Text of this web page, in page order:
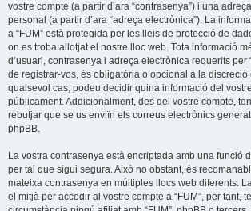
vostre compte (a partir d’ara “contrasenya”) i una
personal (a partir d’ara “adreça electrònica”). La
a “FUM” està protegida per les lleis de protecció de
on es troba allotjat el nostre lloc web. Tota informació
d’usuari, contrasenya i adreça electrònica requerits per
de registrar-vos, és obligatòria o opcional a la discreció
qualsevol cas, podeu decidir quina informació del
públicament. Addicionalment, des del vostre compte,
rebutjar que se us enviïn els correus electrònics
phpBB.
La vostra contrasenya està encriptada amb una funció
per tal que sigui segura. Això no obstant, és
mateixa contrasenya en múltiples llocs web diferents.
el mitjà per accedir al vostre compte a “FUM”, per tant,